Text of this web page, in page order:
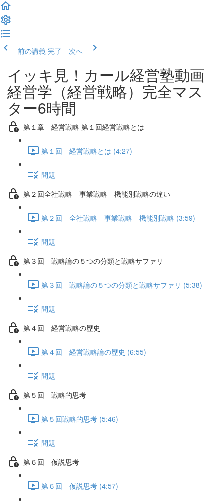
前の講義 完了 次へ
イッキ見！カール経営塾動画
経営学（経営戦略）完全マス
ター6時間
第１章 経営戦略 第１回経営戦略とは
第１回 経営戦略とは (4:27)
問題
第２回全社戦略 事業戦略 機能別戦略の違い
第２回 全社戦略 事業戦略 機能別戦略 (3:59)
問題
第３回 戦略論の５つの分類と戦略サファリ
第３回 戦略論の５つの分類と戦略サファリ (5:38)
問題
第４回 経営戦略の歴史
第４回 経営戦略論の歴史 (6:55)
問題
第５回 戦略的思考
第５回戦略的思考 (5:46)
問題
第６回 仮説思考
第６回 仮説思考 (4:57)